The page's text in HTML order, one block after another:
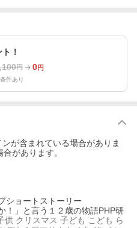
！
円 0円
件あり
が含まれている場合がありま
があります。
ショートストーリー
！」と言う１２歳の物語PHP研
供 クリスマス 子ども こども ら